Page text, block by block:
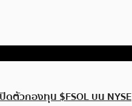
ดตัวกองทุน $FSOL บน NYSE